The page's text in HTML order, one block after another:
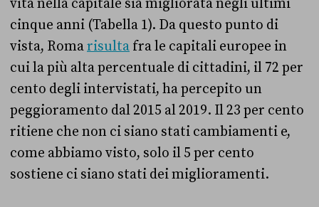
cinque anni (Tabella 1). Da questo punto di
vista, Romarisulta fra le capitali europee in
cui la più alta percentuale di cittadini, il 72 per
cento degli intervistati, ha percepito un
peggioramento dal 2015 al 2019. Il 23 per cento
ritiene che non ci siano stati cambiamenti e,
come abbiamo visto, solo il 5 per cento
sostiene ci siano stati dei miglioramenti.